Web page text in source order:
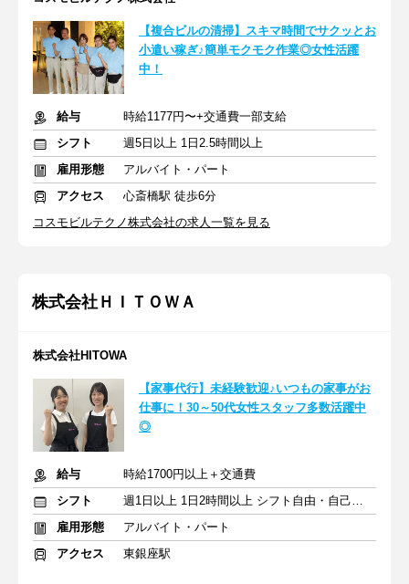
【複合ビルの清掃】スキマ時間でサクッとお
小遣い稼ぎ♪簡単モクモク作業◎女性活躍
中！
給与
時給1177円〜+交通費一部支給
シフト
週5日以上 1日2.5時間以上
雇用形態
アルバイト・パート
アクセス
心斎橋駅 徒歩6分
コスモビルテクノ株式会社の求人一覧を見る
株式会社ＨＩＴＯＷＡ
株式会社HITOWA
【家事代行】未経験歓迎♪いつもの家事がお
仕事に！30～50代女性スタッフ多数活躍中
◎
給与
時給1700円以上＋交通費
シフト
週1日以上 1日2時間以上 シフト自由・自己申告
雇用形態
アルバイト・パート
アクセス
東銀座駅